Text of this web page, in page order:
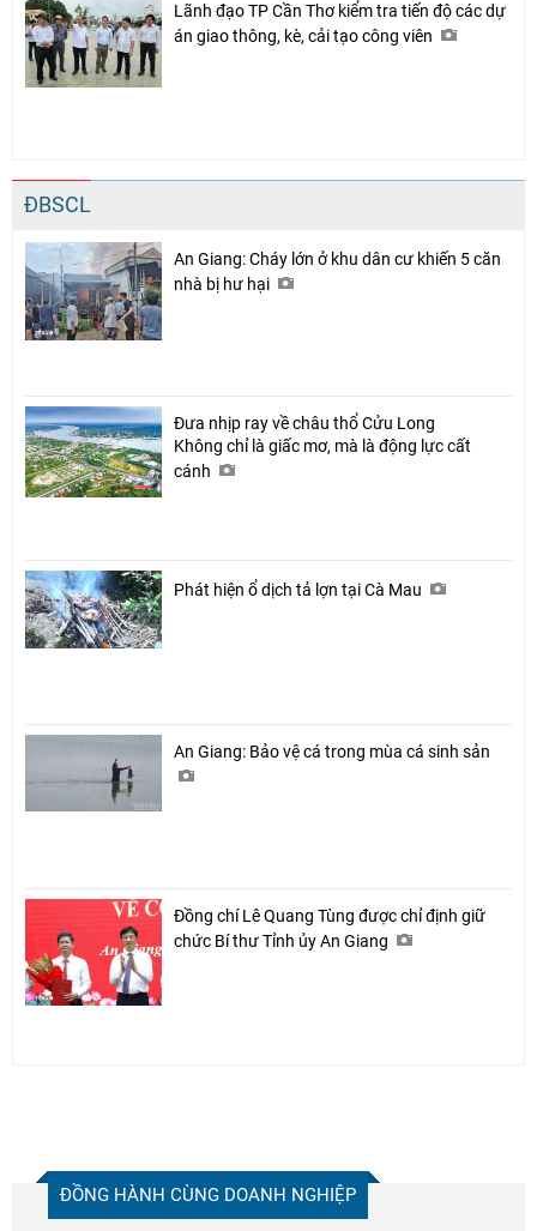
Lãnh đạo TP Cần Thơ kiểm tra tiến độ các dự
án giao thông, kè, cải tạo công viên
ĐBSCL
An Giang: Cháy lớn ở khu dân cư khiến 5 căn
nhà bị hư hại
Đưa nhịp ray về châu thổ Cửu Long
Không chỉ là giấc mơ, mà là động lực cất
cánh
Phát hiện ổ dịch tả lợn tại Cà Mau
An Giang: Bảo vệ cá trong mùa cá sinh sản
Đồng chí Lê Quang Tùng được chỉ định giữ
chức Bí thư Tỉnh ủy An Giang
ĐỒNG HÀNH CÙNG DOANH NGHIỆP